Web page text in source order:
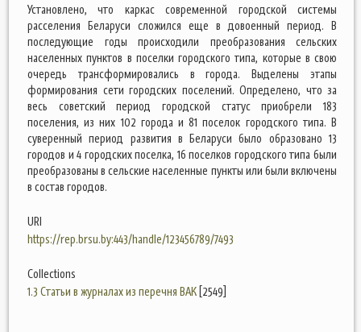
Установлено, что каркас современной городской системы
расселения Беларуси сложился еще в довоенный период. В
последующие годы происходили преобразования сельских
населенных пунктов в поселки городского типа, которые в свою
очередь трансформировались в города. Выделены этапы
формирования сети городских поселений. Определено, что за
весь советский период городской статус приобрели 183
поселения, из них 102 города и 81 поселок городского типа. В
суверенный период развития в Беларуси было образовано 13
городов и 4 городских поселка, 16 поселков городского типа были
преобразованы в сельские населенные пункты или были включены
в состав городов.
URI
https://rep.brsu.by:443/handle/123456789/7493
Collections
1.3 Статьи в журналах из перечня ВАК [2549]